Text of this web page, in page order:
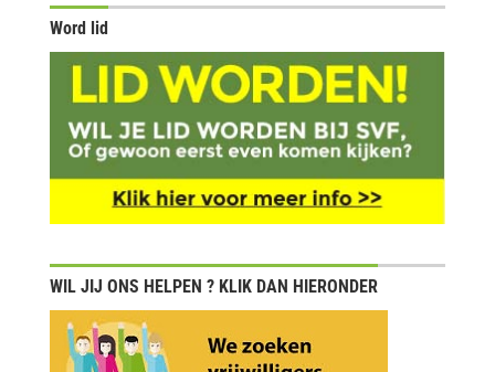
Word lid
WIL JIJ ONS HELPEN ? KLIK DAN HIERONDER